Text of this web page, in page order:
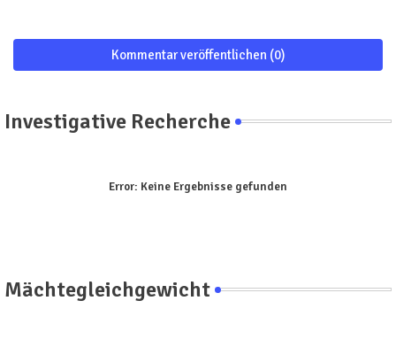
Kommentar veröffentlichen (0)
Investigative Recherche
Error: Keine Ergebnisse gefunden
Mächtegleichgewicht